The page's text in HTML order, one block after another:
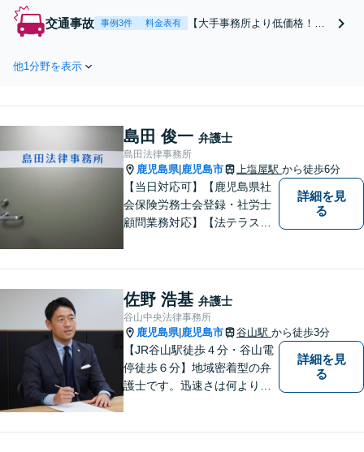
された」どちらもご相
交通事故 事例3件 料金表有
【大手事務所より低価格！】
でも着手金0円】
他1分野を表示
島田 俊一 弁護士
島田法律事務所
鹿児島県| 鹿児島市 上塩屋駅 から徒歩6分
【当日対応可】【鹿児島県社
会保険労務士会登録・社労士
顧問業務対応】【法テラス対
詳細を見
る
佐野 浩基 弁護士
谷山中央法律事務所
鹿児島県| 鹿児島市 谷山駅 から徒歩3分
【JR谷山駅徒歩４分・谷山電
停徒歩６分】地域密着型の弁
護士です。迅速さは何よりの
詳細を見
る